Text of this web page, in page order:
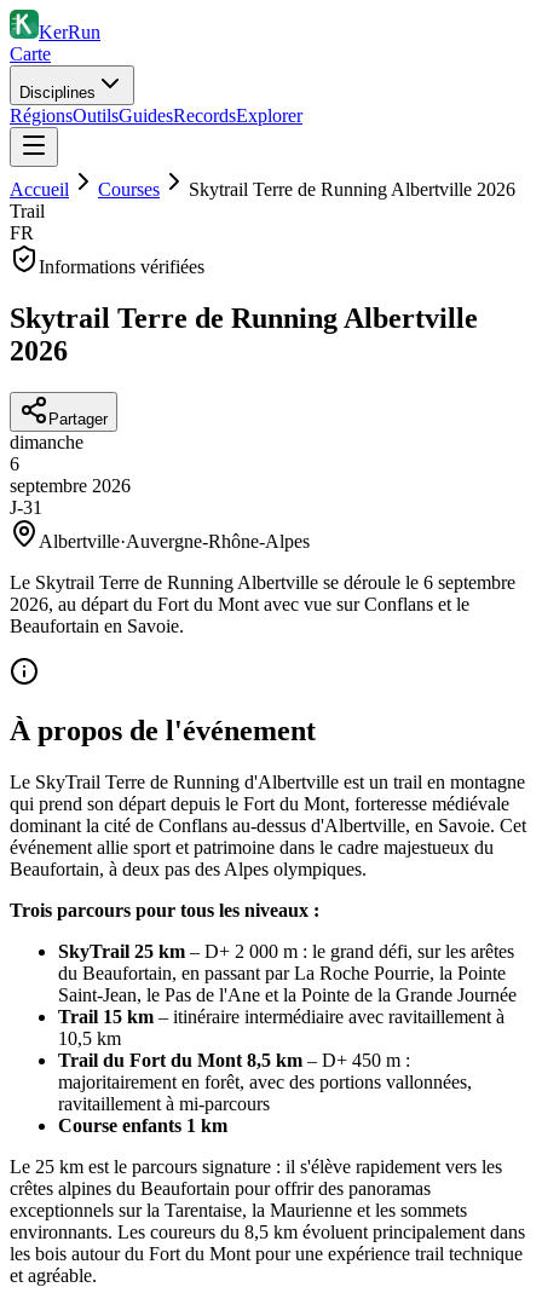
KerRun
Carte
Disciplines
RégionsOutilsGuidesRecordsExplorer
Accueil Courses
Skytrail Terre de Running Albertville 2026
Trail
FR
Informations vérifiées
Skytrail Terre de Running Albertville
2026
Partager
dimanche
6
septembre 2026
J-31
Albertville·Auvergne-Rhône-Alpes
Le Skytrail Terre de Running Albertville se déroule le 6 septembre
2026, au départ du Fort du Mont avec vue sur Conflans et le
Beaufortain en Savoie.
À propos de l'événement
Le SkyTrail Terre de Running d'Albertville est un trail en montagne
qui prend son départ depuis le Fort du Mont, forteresse médiévale
dominant la cité de Conflans au-dessus d'Albertville, en Savoie. Cet
événement allie sport et patrimoine dans le cadre majestueux du
Beaufortain, à deux pas des Alpes olympiques.
Trois parcours pour tous les niveaux :
SkyTrail 25 km – D+ 2 000 m : le grand défi, sur les arêtes
du Beaufortain, en passant par La Roche Pourrie, la Pointe
Saint-Jean, le Pas de l'Ane et la Pointe de la Grande Journée
Trail 15 km – itinéraire intermédiaire avec ravitaillement à
10,5 km
Trail du Fort du Mont 8,5 km – D+ 450 m :
majoritairement en forêt, avec des portions vallonnées,
ravitaillement à mi-parcours
Course enfants 1 km
Le 25 km est le parcours signature : il s'élève rapidement vers les
crêtes alpines du Beaufortain pour offrir des panoramas
exceptionnels sur la Tarentaise, la Maurienne et les sommets
environnants. Les coureurs du 8,5 km évoluent principalement dans
les bois autour du Fort du Mont pour une expérience trail technique
et agréable.